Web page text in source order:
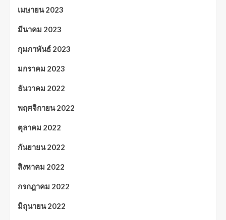
เมษายน 2023
มีนาคม 2023
กุมภาพันธ์ 2023
มกราคม 2023
ธันวาคม 2022
พฤศจิกายน 2022
ตุลาคม 2022
กันยายน 2022
สิงหาคม 2022
กรกฎาคม 2022
มิถุนายน 2022